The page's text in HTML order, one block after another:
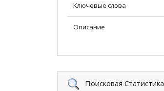
Ключевые слова
Описание
Поисковая Статистика